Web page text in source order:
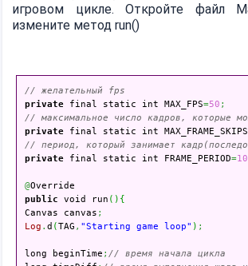
игровом цикле. Откройте файл
измените метод run()
// желательный fps
private final static int MAX_FPS=50 ;
// максимальное число кадров, которые
private final static int MAX_FRAME_SKIPS
// период, который занимает
private final static int FRAME_PERIOD=
@
public void run ( ) {
Canvas canvas ;
Log . d (TAG , "Starting game loop" ) ;
long beginTime ; // время начала цикла